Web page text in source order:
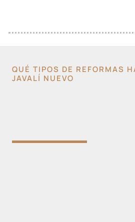
QUÉ TIPOS DE REFORMAS
JAVALÍ NUEVO